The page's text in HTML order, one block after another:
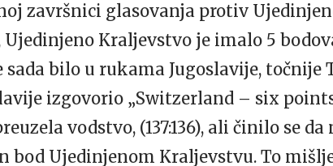
završnici glasovanja protiv
Kraljevstvo je imalo 5
sada bilo u rukama Jugoslavije,
izgovorio „Switzerland – six
vodstvo, (137:136), ali činilo se da
bod Ujedinjenom Kraljevstvu. To